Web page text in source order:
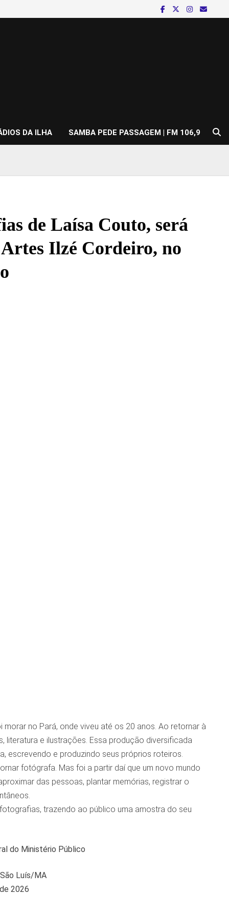
DA ILHA SAMBA PEDE PASSAGEM | FM 106,9
de Laísa Couto, será
Ilzé Cordeiro, no
no Pará, onde viveu até os 20 anos. Ao retornar à
literatura e ilustrações. Essa produção diversificada
escrevendo e produzindo seus próprios roteiros.
fotógrafa. Mas foi a partir daí que um novo mundo
das pessoas, plantar memórias, registrar o
trazendo ao público uma amostra do seu
do Ministério Público
Luís/MA
2026